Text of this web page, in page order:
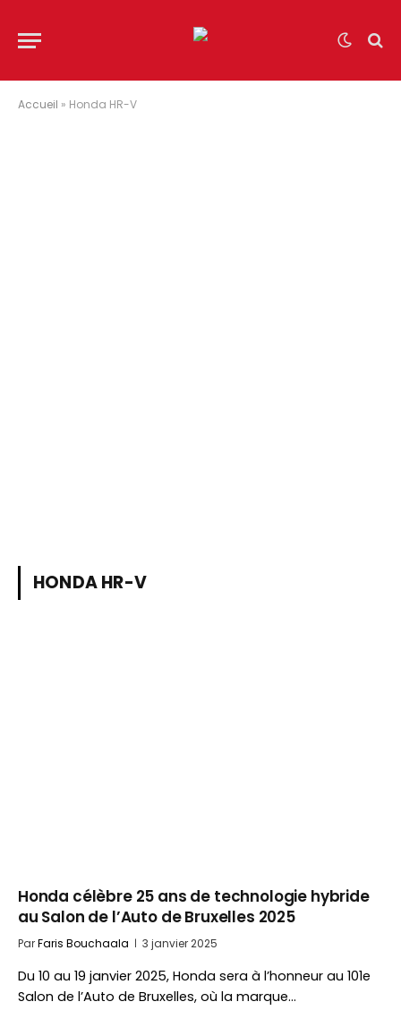
Accueil » Honda HR-V
HONDA HR-V
Honda célèbre 25 ans de technologie hybride
au Salon de l’Auto de Bruxelles 2025
ParFaris Bouchaala 3 janvier 2025
Du 10 au 19 janvier 2025, Honda sera à l’honneur au 101e
Salon de l’Auto de Bruxelles, où la marque…